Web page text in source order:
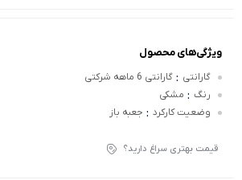
ویژگی‌های محصول
گارانتی : گارانتی 6 ماهه شرکتی
رنگ : مشکی
وضعیت کارکرد : جعبه باز
قیمت بهتری سراغ دارید؟